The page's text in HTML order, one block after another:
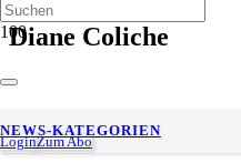
LoginZum Abo
NEWS-KATEGORIEN
Diane Coliche
Edenred baut
The Mobility House Solutions